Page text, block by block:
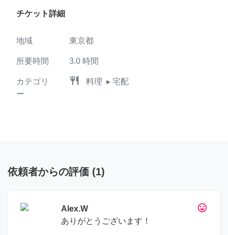
チケット詳細
地域 東京都
所要時間 3.0 時間
カテゴリ
ー
restaurant 料理 ▸ 宅配
依頼者からの評価 (1)
tag_faces
Alex.W
ありがとうございます！